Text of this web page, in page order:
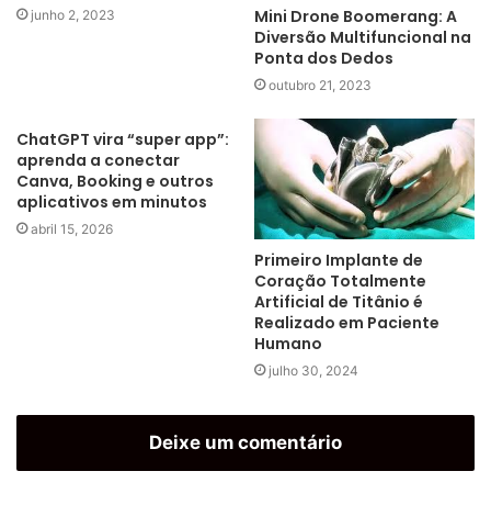
junho 2, 2023
Mini Drone Boomerang: A
Diversão Multifuncional na
Ponta dos Dedos
outubro 21, 2023
ChatGPT vira “super app”:
aprenda a conectar
Canva, Booking e outros
aplicativos em minutos
abril 15, 2026
Primeiro Implante de
Coração Totalmente
Artificial de Titânio é
Realizado em Paciente
Humano
julho 30, 2024
Deixe um comentário